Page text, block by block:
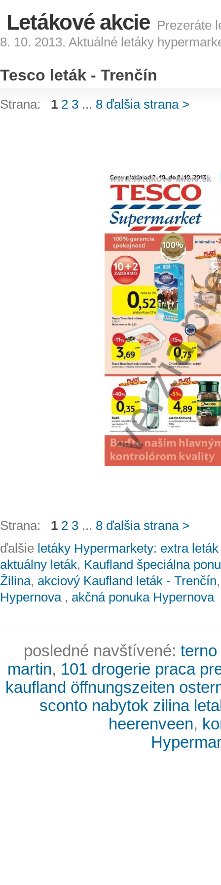
Letákové akcie Prezeráte
8. 10. 2013. Aktuálné letáky
Tesco leták - Trenčín
Strana: 1 2 3 ... 8 ďalšia strana >
Strana: 1 2 3 ... 8 ďalšia strana >
ďalšie letáky Hypermarkety: extra
aktuálny leták, Kaufland špeciálna
Žilina, akciový Kaufland leták - Trenčín
Hypernova , akčná ponuka Hypernova
posledné navštívené:
martin, 101 drogerie praca
kaufland öffnungszeiten
sconto nabytok zilina
heerenveen,